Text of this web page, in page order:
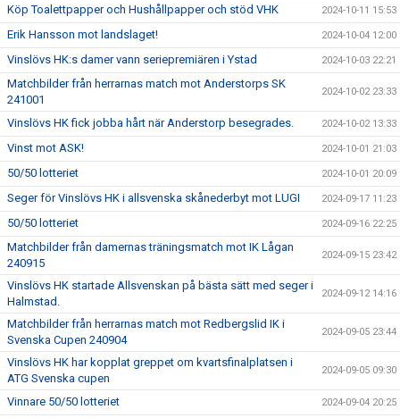
Köp Toalettpapper och Hushållpapper och stöd VHK 2024-10-11 15:53
Erik Hansson mot landslaget! 2024-10-04 12:00
Vinslövs HK:s damer vann seriepremiären i Ystad 2024-10-03 22:21
Matchbilder från herrarnas match mot Anderstorps SK
241001
2024-10-02 23:33
Vinslövs HK fick jobba hårt när Anderstorp besegrades. 2024-10-02 13:33
Vinst mot ASK! 2024-10-01 21:03
50/50 lotteriet 2024-10-01 20:09
Seger för Vinslövs HK i allsvenska skånederbyt mot LUGI 2024-09-17 11:23
50/50 lotteriet 2024-09-16 22:25
Matchbilder från damernas träningsmatch mot IK Lågan
240915
2024-09-15 23:42
Vinslövs HK startade Allsvenskan på bästa sätt med seger i
Halmstad.
2024-09-12 14:16
Matchbilder från herrarnas match mot Redbergslid IK i
Svenska Cupen 240904
2024-09-05 23:44
Vinslövs HK har kopplat greppet om kvartsfinalplatsen i
ATG Svenska cupen
2024-09-05 09:30
Vinnare 50/50 lotteriet 2024-09-04 20:25